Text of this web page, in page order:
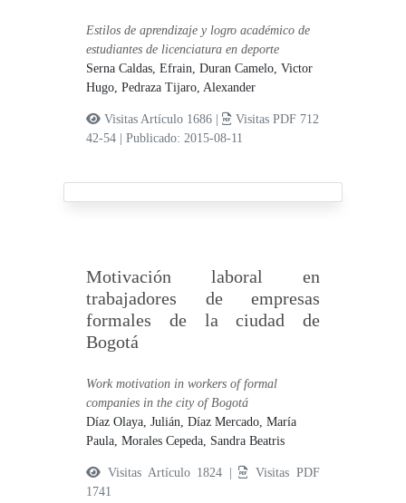
Estilos de aprendizaje y logro académico de
estudiantes de licenciatura en deporte
Serna Caldas, Efrain,Duran Camelo, Victor
Hugo,Pedraza Tijaro, Alexander
Visitas Artículo 1686 |
Visitas PDF 712
42-54
|Publicado: 2015-08-11
Motivación laboral en
trabajadores de empresas
formales de la ciudad de
Bogotá
Work motivation in workers of formal
companies in the city of Bogotá
Díaz Olaya, Julián,Díaz Mercado, María
Paula,Morales Cepeda, Sandra Beatris
Visitas Artículo 1824 |
Visitas PDF
1741